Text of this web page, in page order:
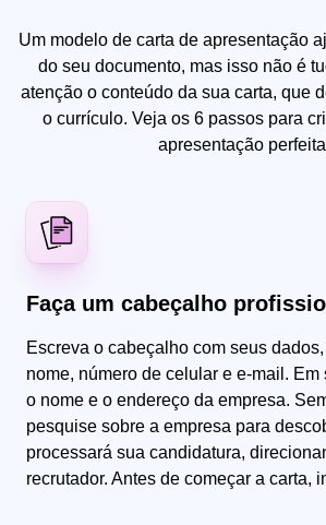
Um modelo de carta de apresentação
do seu documento, mas isso não é
atenção o conteúdo da sua carta, que
o currículo. Veja os 6 passos para
apresentação
Faça um cabeçalho
Escreva o cabeçalho com seus
nome, número de celular e e-mail.
o nome e o endereço da empresa.
pesquise sobre a empresa para
processará sua candidatura,
recrutador. Antes de começar a carta,